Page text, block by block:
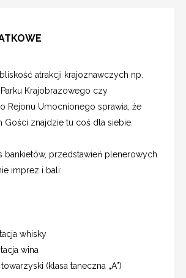
atrakcji krajoznawczych np.
Krajobrazowego czy
Rejonu Umocnionego sprawia, że
Gości znajdzie tu coś dla siebie.
bankietów, przedstawień plenerowych
imprez i bali:
whisky
wina
(klasa taneczna „A”)